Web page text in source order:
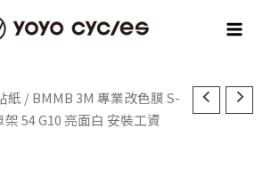
紙 / BMMB 3M 專業改色膜 S-
54 G10 亮面白 安裝工資